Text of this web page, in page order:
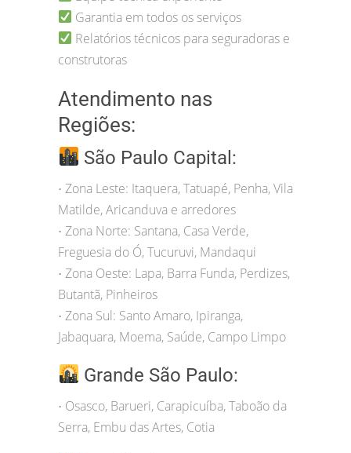
Garantia em todos os serviços
Relatórios técnicos para seguradoras e
construtoras
Atendimento nas
Regiões:
São Paulo Capital:
• Zona Leste: Itaquera, Tatuapé, Penha, Vila
Matilde, Aricanduva e arredores
• Zona Norte: Santana, Casa Verde,
Freguesia do Ó, Tucuruvi, Mandaqui
• Zona Oeste: Lapa, Barra Funda, Perdizes,
Butantã, Pinheiros
• Zona Sul: Santo Amaro, Ipiranga,
Jabaquara, Moema, Saúde, Campo Limpo
Grande São Paulo:
• Osasco, Barueri, Carapicuíba, Taboão da
Serra, Embu das Artes, Cotia